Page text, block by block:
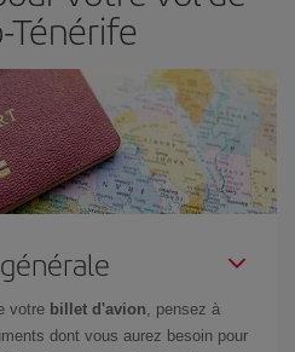
Ténérife
votre billet d'avion, pensez à
dont vous aurez besoin pour